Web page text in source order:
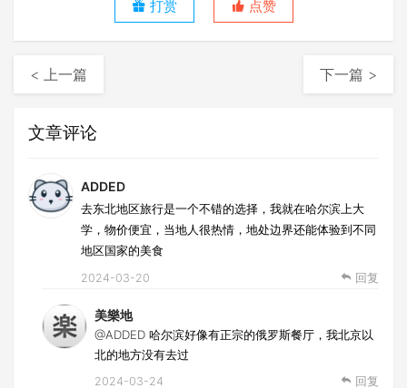
打赏 点赞
< 上一篇 下一篇 >
文章评论
ADDED
去东北地区旅行是一个不错的选择，我就在哈尔滨上大
学，物价便宜，当地人很热情，地处边界还能体验到不同
地区国家的美食
2024-03-20 回复
美樂地
@ADDED 哈尔滨好像有正宗的俄罗斯餐厅，我北京以
北的地方没有去过
2024-03-24 回复